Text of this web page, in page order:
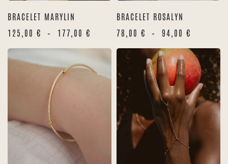
BRACELET MARYLIN
125,00 € – 177,00 €
125,00 €
177,00 €
BRACELET ROSALYN
78,00 € – 94,00 €
PRIX :
78,00 €
À
94,00 €